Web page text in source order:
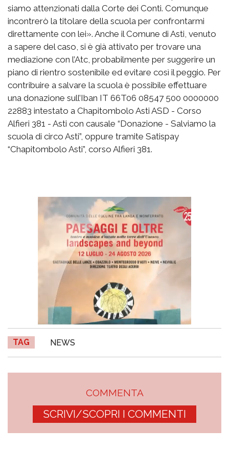
siamo attenzionati dalla Corte dei Conti. Comunque
incontrerò la titolare della scuola per confrontarmi
direttamente con lei». Anche il Comune di Asti, venuto
a sapere del caso, si è già attivato per trovare una
mediazione con l’Atc, probabilmente per suggerire un
piano di rientro sostenibile ed evitare così il peggio. Per
contribuire a salvare la scuola è possibile effettuare
una donazione sull’Iban IT 66T06 08547 500 0000000
22883 intestato a Chapitombolo Asti ASD - Corso
Alfieri 381 - Asti con causale “Donazione - Salviamo la
scuola di circo Asti”, oppure tramite Satispay
“Chapitombolo Asti”, corso Alfieri 381.
TAG NEWS
COMMENTA
SCRIVI/SCOPRI I COMMENTI